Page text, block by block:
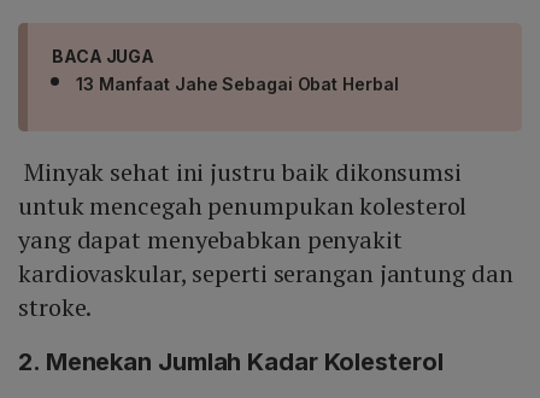
BACA JUGA
13 Manfaat Jahe Sebagai Obat Herbal
Minyak sehat ini justru baik dikonsumsi
untuk mencegah penumpukan kolesterol
yang dapat menyebabkan penyakit
kardiovaskular, seperti serangan jantung dan
stroke.
2. Menekan Jumlah Kadar Kolesterol